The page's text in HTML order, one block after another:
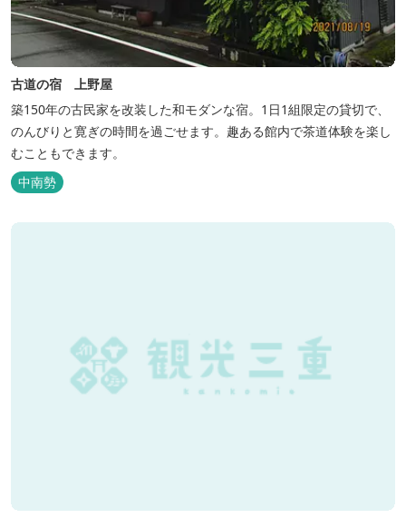
古道の宿 上野屋
築150年の古民家を改装した和モダンな宿。1日1組限定の貸切で、
のんびりと寛ぎの時間を過ごせます。趣ある館内で茶道体験を楽し
むこともできます。
中南勢